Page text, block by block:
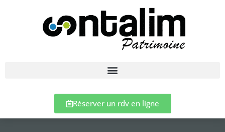
Réserver un rdv en ligne